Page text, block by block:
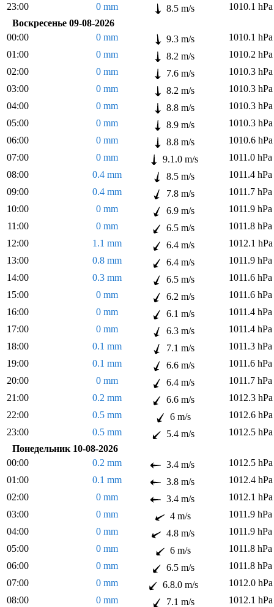
23:00
0 mm 8.5 m/s
1010.1 hPa
Воскресенье 09-08-2026
00:00
0 mm 9.3 m/s
1010.1 hPa
01:00
0 mm 8.2 m/s
1010.2 hPa
02:00
0 mm 7.6 m/s
1010.3 hPa
03:00
0 mm 8.2 m/s
1010.3 hPa
04:00
0 mm 8.8 m/s
1010.3 hPa
05:00
0 mm 8.9 m/s
1010.3 hPa
06:00
0 mm 8.8 m/s
1010.6 hPa
07:00
0 mm 9.1.0 m/s
1011.0 hPa
08:00
0.4 mm 8.5 m/s
1011.4 hPa
09:00
0.4 mm 7.8 m/s
1011.7 hPa
10:00
0 mm 6.9 m/s
1011.9 hPa
11:00
0 mm 6.5 m/s
1011.8 hPa
12:00
1.1 mm 6.4 m/s
1012.1 hPa
13:00
0.8 mm 6.4 m/s
1011.9 hPa
14:00
0.3 mm 6.5 m/s
1011.6 hPa
15:00
0 mm 6.2 m/s
1011.6 hPa
16:00
0 mm 6.1 m/s
1011.4 hPa
17:00
0 mm 6.3 m/s
1011.4 hPa
18:00
0.1 mm 7.1 m/s
1011.3 hPa
19:00
0.1 mm 6.6 m/s
1011.6 hPa
20:00
0 mm 6.4 m/s
1011.7 hPa
21:00
0.2 mm 6.6 m/s
1012.3 hPa
22:00
0.5 mm 6 m/s
1012.6 hPa
23:00
0.5 mm 5.4 m/s
1012.5 hPa
Понедельник 10-08-2026
00:00
0.2 mm 3.4 m/s
1012.5 hPa
01:00
0.1 mm 3.8 m/s
1012.4 hPa
02:00
0 mm 3.4 m/s
1012.1 hPa
03:00
0 mm 4 m/s
1011.9 hPa
04:00
0 mm 4.8 m/s
1011.9 hPa
05:00
0 mm 6 m/s
1011.8 hPa
06:00
0 mm 6.5 m/s
1011.8 hPa
07:00
0 mm 6.8.0 m/s
1012.0 hPa
08:00
0 mm 7.1 m/s 1012.1 hPa